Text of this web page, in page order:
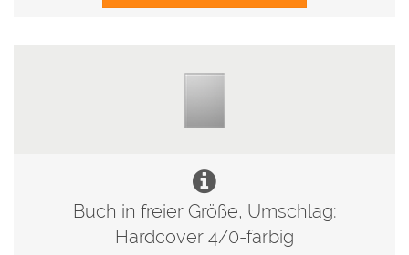
Buch in freier Größe, Umschlag:
Hardcover 4/0-farbig